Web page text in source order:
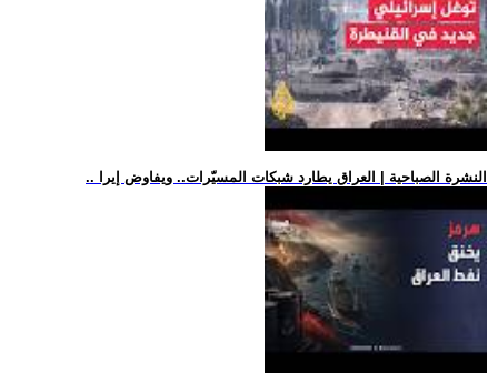
.. النشرة الصباحية | العراق يطارد شبكات المسيّرات.. ويفاوض إيرا